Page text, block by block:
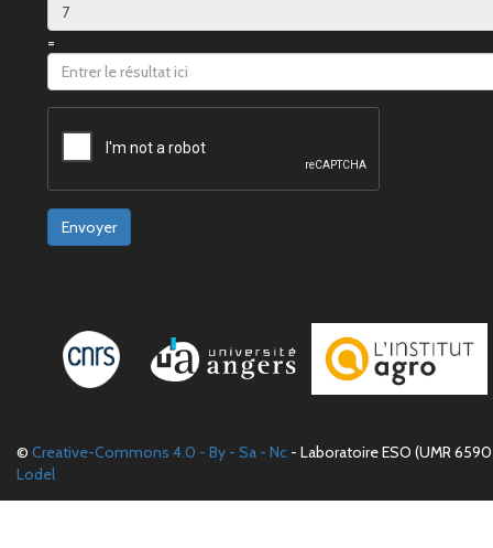
=
Envoyer
© Creative-Commons 4.0 - By - Sa - Nc - Laboratoire ESO (UMR
Lodel